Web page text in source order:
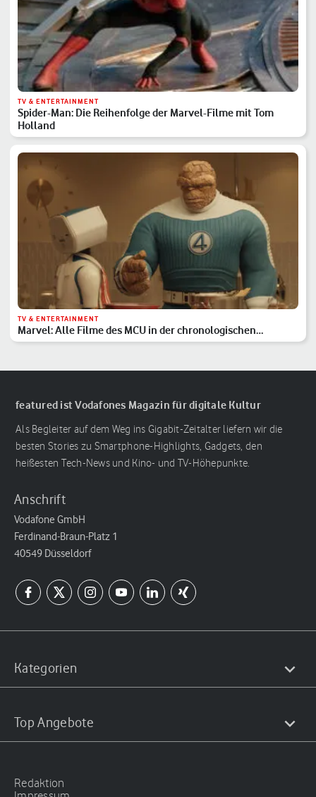
TV & ENTERTAINMENT
Spider-Man: Die Reihenfolge der Marvel-Filme mit Tom
Holland
TV & ENTERTAINMENT
Marvel: Alle Filme des MCU in der chronologischen
Reihenfolge
featured ist Vodafones Magazin für digitale Kultur
Als Begleiter auf dem Weg ins Gigabit-Zeitalter liefern wir die
besten Stories zu Smartphone-Highlights, Gadgets, den
heißesten Tech-News und Kino- und TV-Höhepunkte.
Anschrift
Vodafone GmbH
Ferdinand-Braun-Platz 1
40549 Düsseldorf
Kategorien
Top Angebote
Redaktion